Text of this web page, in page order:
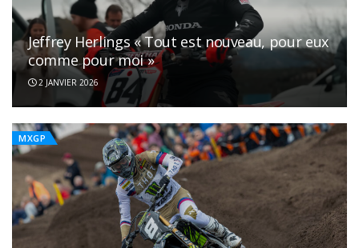
Jeffrey Herlings « Tout est nouveau, pour eux
comme pour moi »
2 JANVIER 2026
MXGP